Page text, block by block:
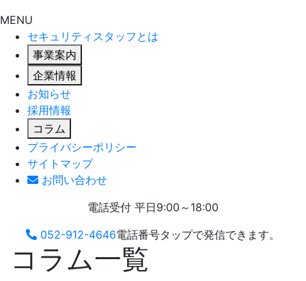
MENU
セキュリティスタッフとは
事業案内
企業情報
お知らせ
採用情報
コラム
プライバシーポリシー
サイトマップ
お問い合わせ
電話受付 平日9:00～18:00
052-912-4646電話番号タップで発信できます。
コラム一覧